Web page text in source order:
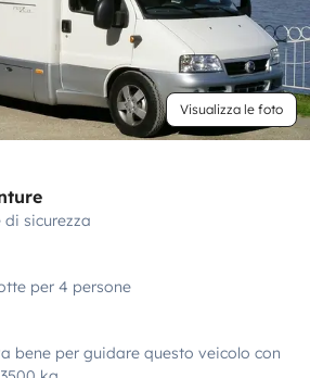
Visualizza le foto
di sicurezza
per 4 persone
bene per guidare questo veicolo con